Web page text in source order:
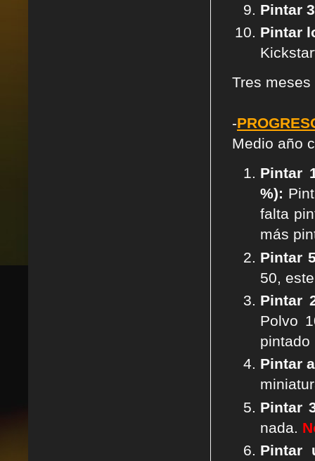
Pintar
Pintar
Tres
-
Medio año
Pintar
%):
falta
más
Pintar
50,
Pintar
Polvo
Pintar
Pintar
nada.
Pintar